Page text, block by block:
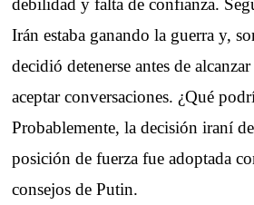
debilidad y falta de confianza.
Irán estaba ganando la guerra y,
decidió detenerse antes de
aceptar conversaciones. ¿Qué
Probablemente, la decisión iraní
posición de fuerza fue adoptada
consejos de Putin.